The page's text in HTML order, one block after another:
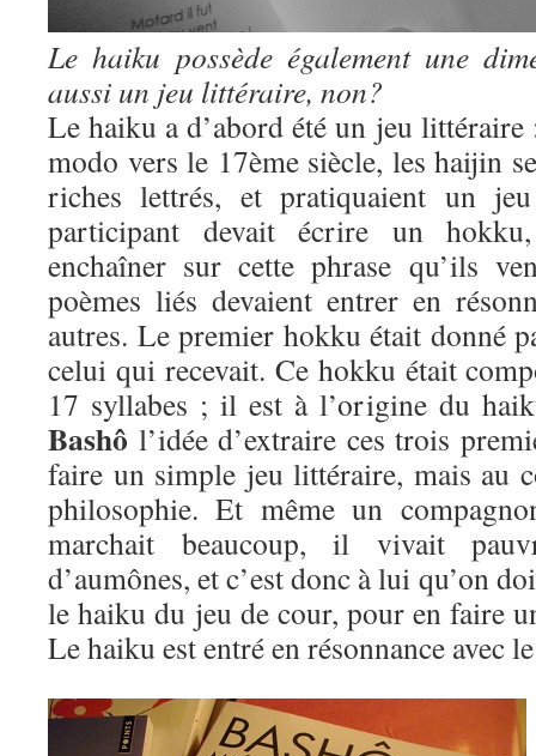
Le haiku possède également une
aussi un jeu littéraire, non?
Le haiku a d’abord été un jeu littéraire
modo vers le 17ème siècle, les haijin
riches lettrés, et pratiquaient un
participant devait écrire un
enchaîner sur cette phrase qu’ils
poèmes liés devaient entrer en
autres. Le premier hokku était donné
celui qui recevait. Ce hokku était
17 syllabes ; il est à l’origine du
Bashô l’idée d’extraire ces trois
faire un simple jeu littéraire, mais au
philosophie. Et même un
marchait beaucoup, il vivait
d’aumônes, et c’est donc à lui qu’on
le haiku du jeu de cour, pour en faire
Le haiku est entré en résonnance avec